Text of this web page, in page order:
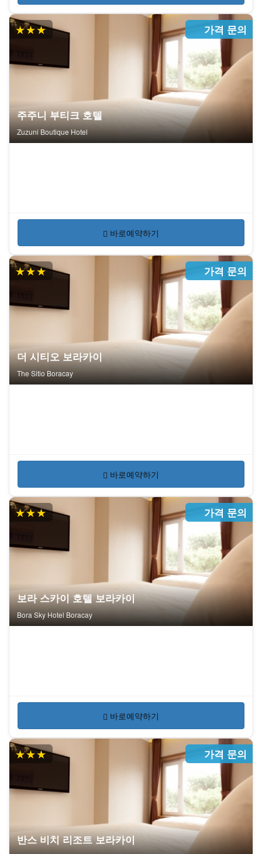
★★★ 가격 문의
주주니 부티크 호텔
Zuzuni Boutique Hotel
바로예약하기
★★★ 가격 문의
더 시티오 보라카이
The Sitio Boracay
바로예약하기
★★★ 가격 문의
보라 스카이 호텔 보라카이
Bora Sky Hotel Boracay
바로예약하기
★★★ 가격 문의
반스 비치 리조트 보라카이